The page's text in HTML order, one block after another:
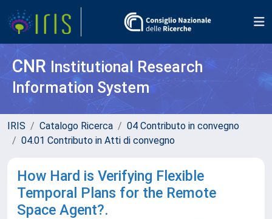
CNR Institutional Research
Information System
IRIS Catalogo Ricerca
04 Contributo in convegno
04.01 Contributo in Atti di convegno
How Hard is Verifying Flexible
Temporal Plans for the Remote
Space Agent?.